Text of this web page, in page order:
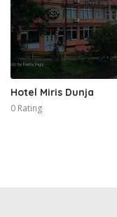
Hotel Miris Dunja
0 Rating